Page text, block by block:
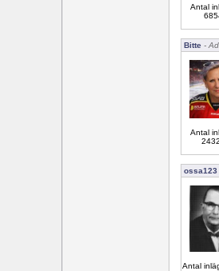
Antal
Bitte -
Antal
ossa123
Antal